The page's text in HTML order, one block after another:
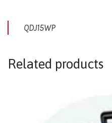
QDJ15WP
Related products